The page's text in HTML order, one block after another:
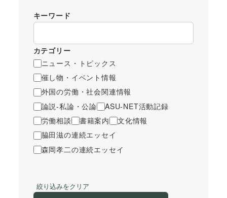
キーワード
カテゴリー
ニュース・トピックス
催し物・イベント情報
外国の労働・社会関連情報
論説-私論・公論
ASU-NET活動記録
労働相談
書籍案内
文化情報
脇田滋の連続エッセイ
森岡孝二の連続エッセイ
絞り込みをクリア